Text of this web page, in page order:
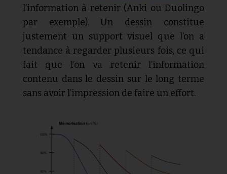
l’information à retenir (Anki ou Duolingo
par exemple). Un dessin constitue
justement un support visuel que l’on a
tendance à regarder plusieurs fois, ce qui
fait que l’on va retenir l’information
contenu dans le dessin sur le long terme
sans avoir l’impression de faire un effort.